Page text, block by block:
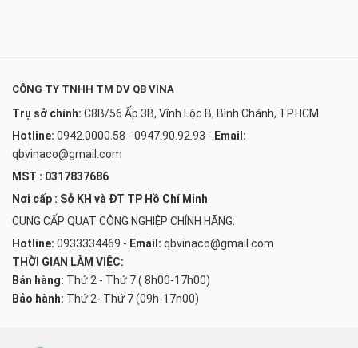
Trụ sở chính:
C8B/56 Ấp 3B, Vĩnh Lộc B, Bình Chánh, TP.HCM
Hotline: 0942.0000.58 - 0947.90.92.93
MST : 0317837686
CUNG CẤP QUẠT CÔNG NGHIỆP CHÍNH HÃNG:
Hotline: 0933334469- Email:qbvinaco@gmail.com
THỜI GIAN LÀM VIỆC: